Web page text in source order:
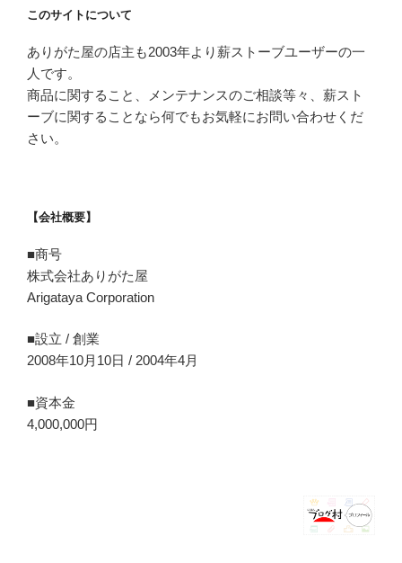
このサイトについて
ありがた屋の店主も2003年より薪ストーブユーザーの一
人です。
商品に関すること、メンテナンスのご相談等々、薪スト
ーブに関することなら何でもお気軽にお問い合わせくだ
さい。
【会社概要】
■商号
株式会社ありがた屋
Arigataya Corporation
■設立 / 創業
2008年10月10日 / 2004年4月
■資本金
4,000,000円